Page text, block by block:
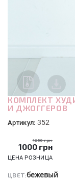
КОМПЛЕКТ
И ДЖОГГЕРОВ
Артикул: 352
1250 грн
1000 грн
ЦЕНА РОЗНИЦА
ЦВЕТ:бежевый